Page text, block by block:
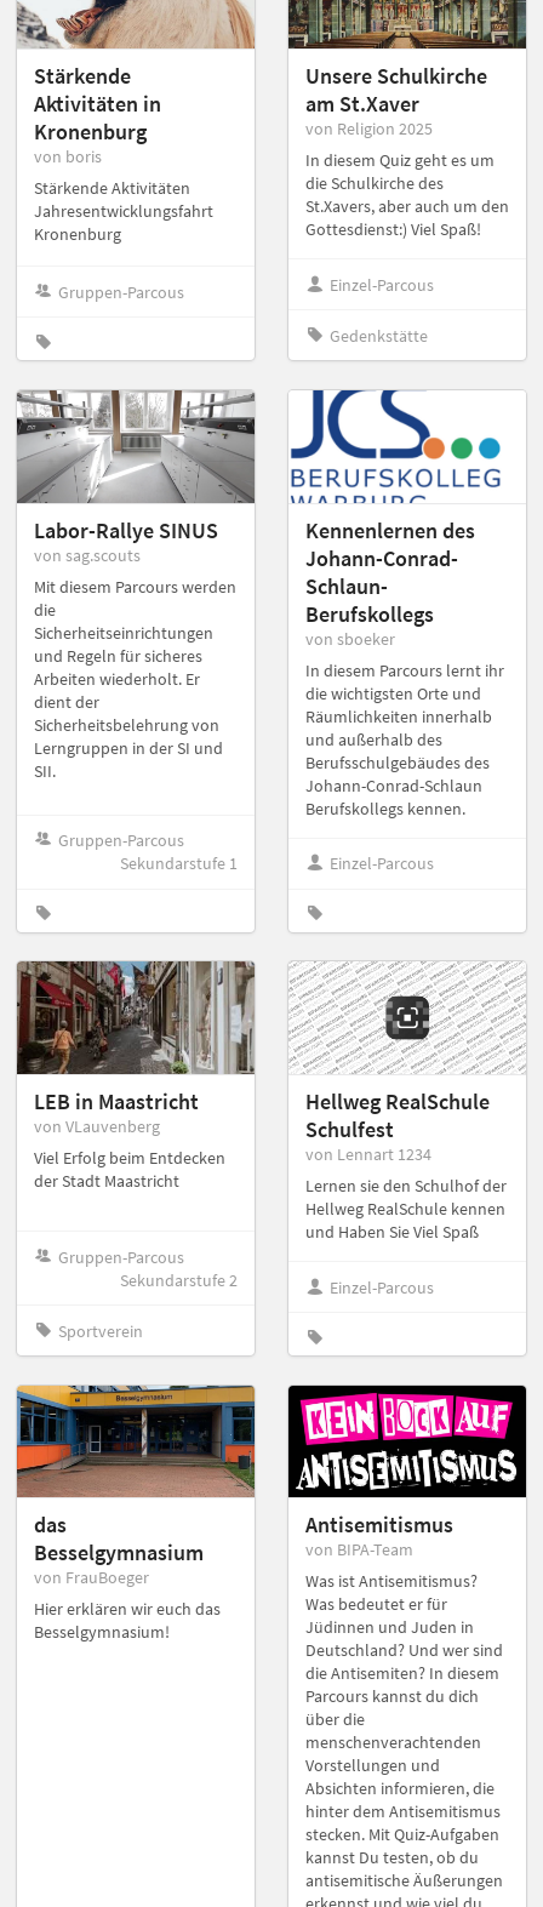
Stärkende
Aktivitäten in
Kronenburg
von boris
Stärkende Aktivitäten
Jahresentwicklungsfahrt
Kronenburg
Gruppen-Parcous
Unsere Schulkirche
am St.Xaver
von Religion 2025
In diesem Quiz geht es um
die Schulkirche des
St.Xavers, aber auch um den
Gottesdienst:) Viel Spaß!
Einzel-Parcous
Gedenkstätte
Labor-Rallye SINUS
von sag.scouts
Mit diesem Parcours werden
die
Sicherheitseinrichtungen
und Regeln für sicheres
Arbeiten wiederholt. Er
dient der
Sicherheitsbelehrung von
Lerngruppen in der SI und
SII.
Gruppen-Parcous
Sekundarstufe 1
Kennenlernen des
Johann-Conrad-
Schlaun-
Berufskollegs
von sboeker
In diesem Parcours lernt ihr
die wichtigsten Orte und
Räumlichkeiten innerhalb
und außerhalb des
Berufsschulgebäudes des
Johann-Conrad-Schlaun
Berufskollegs kennen.
Einzel-Parcous
LEB in Maastricht
von VLauvenberg
Viel Erfolg beim Entdecken
der Stadt Maastricht
Gruppen-Parcous
Sekundarstufe 2
Sportverein
Hellweg RealSchule
Schulfest
von Lennart 1234
Lernen sie den Schulhof der
Hellweg RealSchule kennen
und Haben Sie Viel Spaß
Einzel-Parcous
das
Besselgymnasium
von FrauBoeger
Hier erklären wir euch das
Besselgymnasium!
Antisemitismus
von BIPA-Team
Was ist Antisemitismus?
Was bedeutet er für
Jüdinnen und Juden in
Deutschland? Und wer sind
die Antisemiten? In diesem
Parcours kannst du dich
über die
menschenverachtenden
Vorstellungen und
Absichten informieren, die
hinter dem Antisemitismus
stecken. Mit Quiz-Aufgaben
kannst Du testen, ob du
antisemitische Äußerungen